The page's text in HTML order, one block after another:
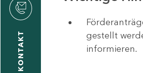
KONTAKT
gestellt
informieren.